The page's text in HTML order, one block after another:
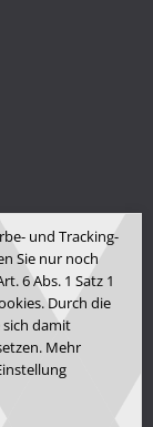
und Tracking-
Sie nur noch
6 Abs. 1 Satz 1
Durch die
sich damit
Mehr